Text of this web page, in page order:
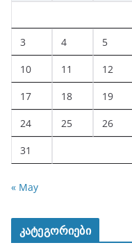
3 4 5
10 11 12
17 18 19
24 25 26
31
« May
კატეგორიები